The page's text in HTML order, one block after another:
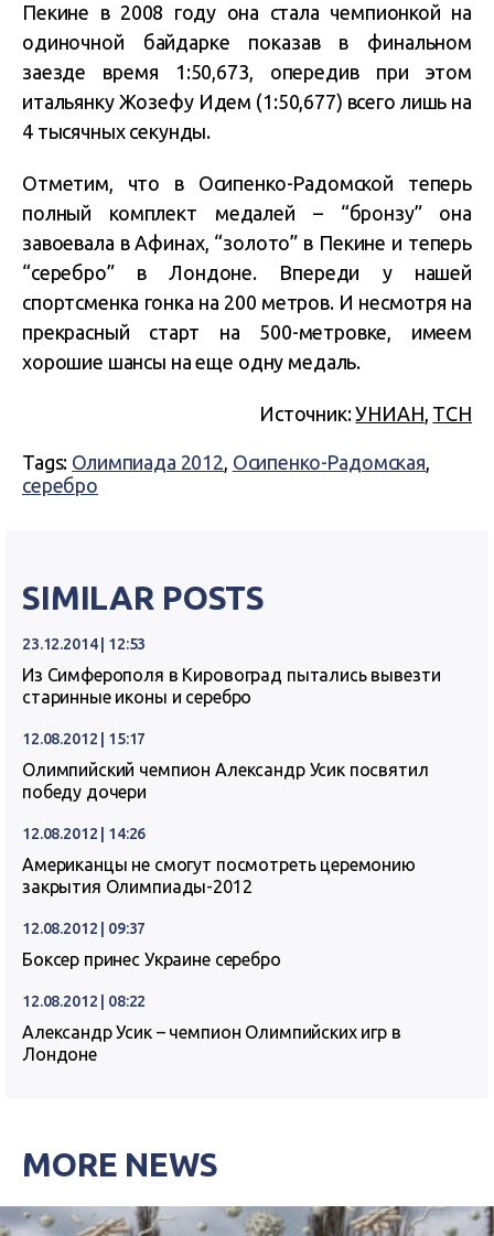
Пекине в 2008 году она стала чемпионкой на
одиночной байдарке показав в финальном
заезде время 1:50,673, опередив при этом
итальянку Жозефу Идем (1:50,677) всего лишь на
4 тысячных секунды.
Отметим, что в Осипенко-Радомской теперь
полный комплект медалей – “бронзу” она
завоевала в Афинах, “золото” в Пекине и теперь
“серебро” в Лондоне. Впереди у нашей
спортсменка гонка на 200 метров. И несмотря на
прекрасный старт на 500-метровке, имеем
хорошие шансы на еще одну медаль.
Источник:УНИАН, ТСН
Tags: Олимпиада 2012, Осипенко-Радомская,
серебро
SIMILAR POSTS
23.12.2014 | 12:53
Из Симферополя в Кировоград пытались вывезти
старинные иконы и серебро
12.08.2012 | 15:17
Олимпийский чемпион Александр Усик посвятил
победу дочери
12.08.2012 | 14:26
Американцы не смогут посмотреть церемонию
закрытия Олимпиады-2012
12.08.2012 | 09:37
Боксер принес Украине серебро
12.08.2012 | 08:22
Александр Усик – чемпион Олимпийских игр в
Лондоне
MORE NEWS